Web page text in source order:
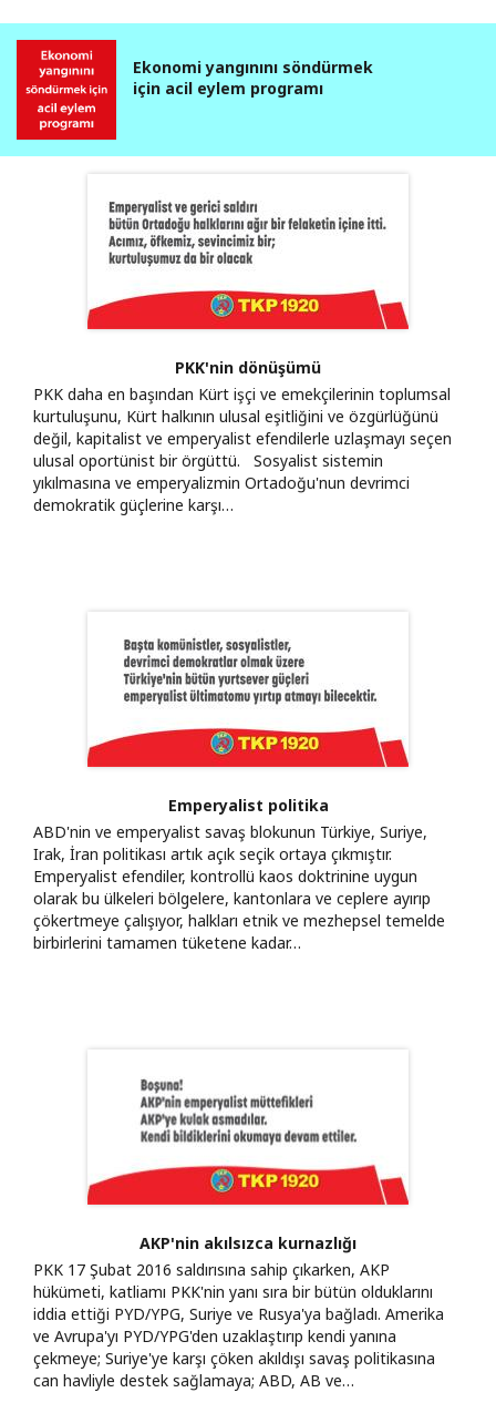
Ekonomi yangınını söndürmek
için acil eylem programı
PKK'nin dönüşümü
PKK daha en başından Kürt işçi ve emekçilerinin toplumsal
kurtuluşunu, Kürt halkının ulusal eşitliğini ve özgürlüğünü
değil, kapitalist ve emperyalist efendilerle uzlaşmayı seçen
ulusal oportünist bir örgüttü. Sosyalist sistemin
yıkılmasına ve emperyalizmin Ortadoğu'nun devrimci
demokratik güçlerine karşı…
Emperyalist politika
ABD'nin ve emperyalist savaş blokunun Türkiye, Suriye,
Irak, İran politikası artık açık seçik ortaya çıkmıştır.
Emperyalist efendiler, kontrollü kaos doktrinine uygun
olarak bu ülkeleri bölgelere, kantonlara ve ceplere ayırıp
çökertmeye çalışıyor, halkları etnik ve mezhepsel temelde
birbirlerini tamamen tüketene kadar…
AKP'nin akılsızca kurnazlığı
PKK 17 Şubat 2016 saldırısına sahip çıkarken, AKP
hükümeti, katliamı PKK'nin yanı sıra bir bütün olduklarını
iddia ettiği PYD/YPG, Suriye ve Rusya'ya bağladı. Amerika
ve Avrupa'yı PYD/YPG'den uzaklaştırıp kendi yanına
çekmeye; Suriye'ye karşı çöken akıldışı savaş politikasına
can havliyle destek sağlamaya; ABD, AB ve…